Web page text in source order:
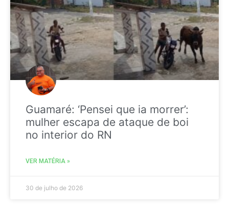
Guamaré: ‘Pensei que ia morrer’:
mulher escapa de ataque de boi
no interior do RN
VER MATÉRIA »
30 de julho de 2026